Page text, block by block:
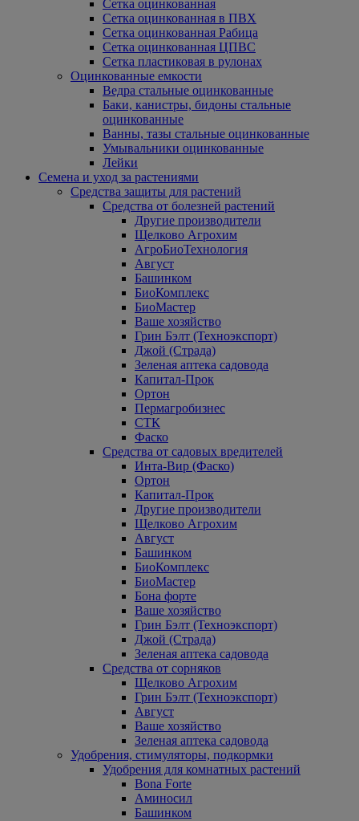
Сетка оцинкованная
Сетка оцинкованная в ПВХ
Сетка оцинкованная Рабица
Сетка оцинкованная ЦПВС
Сетка пластиковая в рулонах
Оцинкованные емкости
Ведра стальные оцинкованные
Баки, канистры, бидоны стальные
оцинкованные
Ванны, тазы стальные оцинкованные
Умывальники оцинкованные
Лейки
Семена и уход за растениями
Средства защиты для растений
Средства от болезней растений
Другие производители
Щелково Агрохим
АгроБиоТехнология
Август
Башинком
БиоКомплекс
БиоМастер
Ваше хозяйство
Грин Бэлт (Техноэкспорт)
Джой (Страда)
Зеленая аптека садовода
Капитал-Прок
Ортон
Пермагробизнес
СТК
Фаско
Средства от садовых вредителей
Инта-Вир (Фаско)
Ортон
Капитал-Прок
Другие производители
Щелково Агрохим
Август
Башинком
БиоКомплекс
БиоМастер
Бона форте
Ваше хозяйство
Грин Бэлт (Техноэкспорт)
Джой (Страда)
Зеленая аптека садовода
Средства от сорняков
Щелково Агрохим
Грин Бэлт (Техноэкспорт)
Август
Ваше хозяйство
Зеленая аптека садовода
Удобрения, стимуляторы, подкормки
Удобрения для комнатных растений
Bona Forte
Аминосил
Башинком